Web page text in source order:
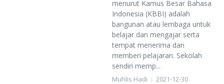
menurut Kamus Besar Bahasa
Indonesia (KBBI) adalah
bangunan atau lembaga untuk
belajar dan mengajar serta
tempat menerima dan
memberi pelajaran. Sekolah
sendiri memp...
Muhlis Hadi 2021-12-30